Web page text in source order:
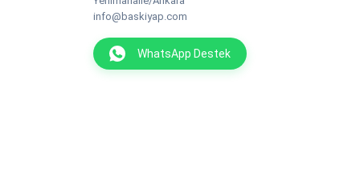
info@baskiyap.com
WhatsApp Destek